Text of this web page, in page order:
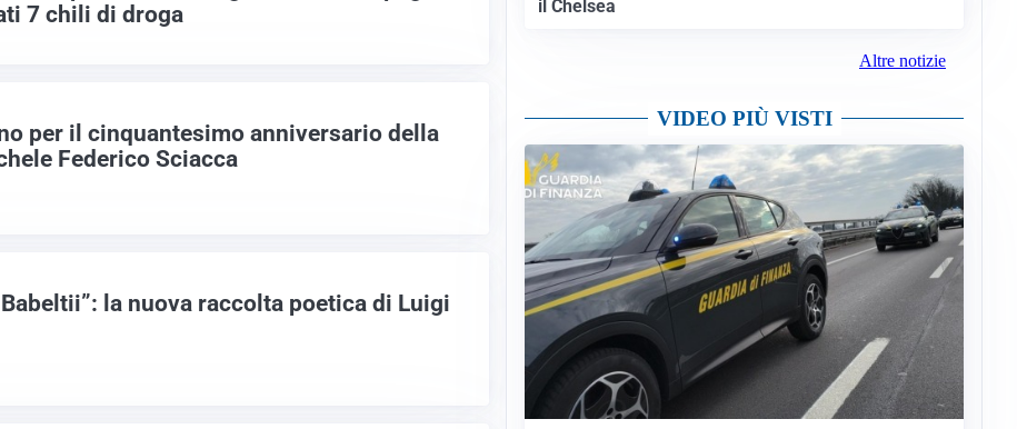
7 chili di droga
per il cinquantesimo anniversario della
Federico Sciacca
la nuova raccolta poetica di Luigi
il Chelsea
Altre notizie
VIDEO PIÙ VISTI